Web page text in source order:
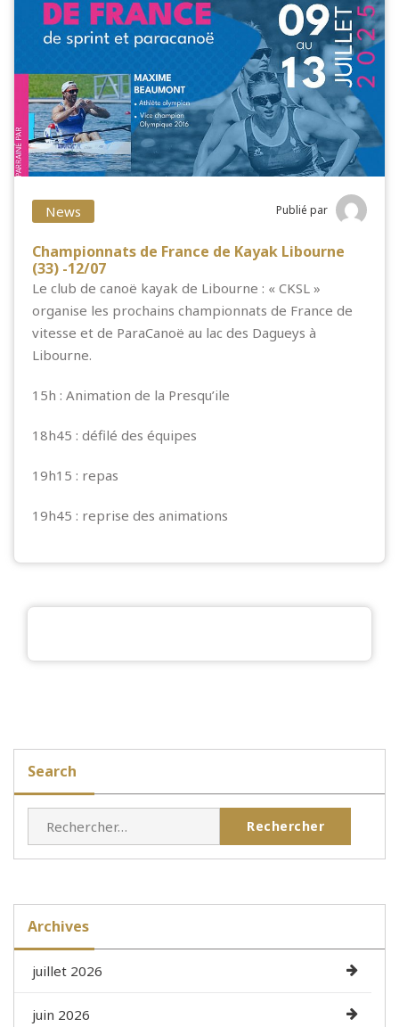
News Publié par
Championnats de France de Kayak Libourne
(33) -12/07
Le club de canoë kayak de Libourne : « CKSL »
organise les prochains championnats de France de
vitesse et de ParaCanoë au lac des Dagueys à
Libourne.
15h : Animation de la Presqu’ile
18h45 : défilé des équipes
19h15 : repas
19h45 : reprise des animations
Search
Archives
juillet 2026
juin 2026